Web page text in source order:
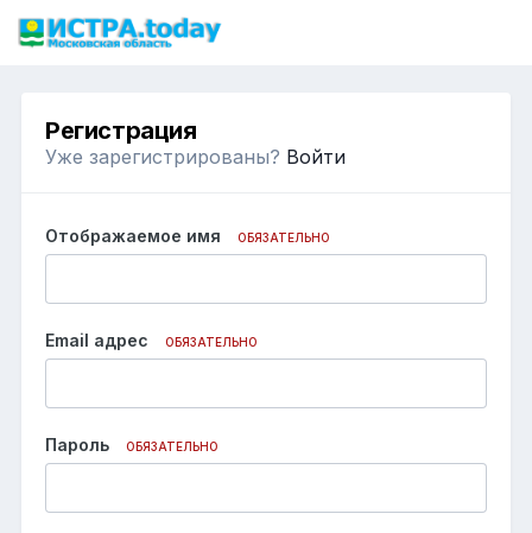
Регистрация
Уже зарегистрированы? Войти
Отображаемое имя ОБЯЗАТЕЛЬНО
Email адрес ОБЯЗАТЕЛЬНО
Пароль ОБЯЗАТЕЛЬНО